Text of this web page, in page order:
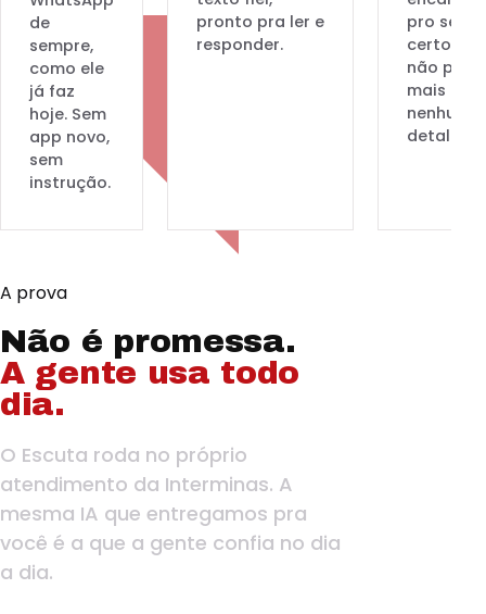
de
sempre,
como ele
já faz
hoje. Sem
app novo,
sem
instrução.
pronto pra ler e
responder.
pro setor
certo e
não
mais
nenhum
detalhe.
A prova
Não é promessa.
A gente usa todo
dia.
O Escuta roda no próprio
atendimento da Interminas. A
mesma IA que entregamos pra
você é a que a gente confia no dia
a dia.